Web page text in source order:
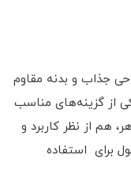
جذاب و بدنه مقاوم
از گزینه‌های مناسب
هم از نظر کاربرد و
برای استفاده